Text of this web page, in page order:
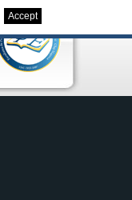
Accept